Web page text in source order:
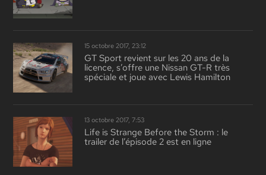
15 octobre 2017, 23:12
GT Sport revient sur les 20 ans de la
licence, s’offre une Nissan GT-R très
spéciale et joue avec Lewis Hamilton
13 octobre 2017, 7:53
Life is Strange Before the Storm : le
trailer de l’épisode 2 est en ligne